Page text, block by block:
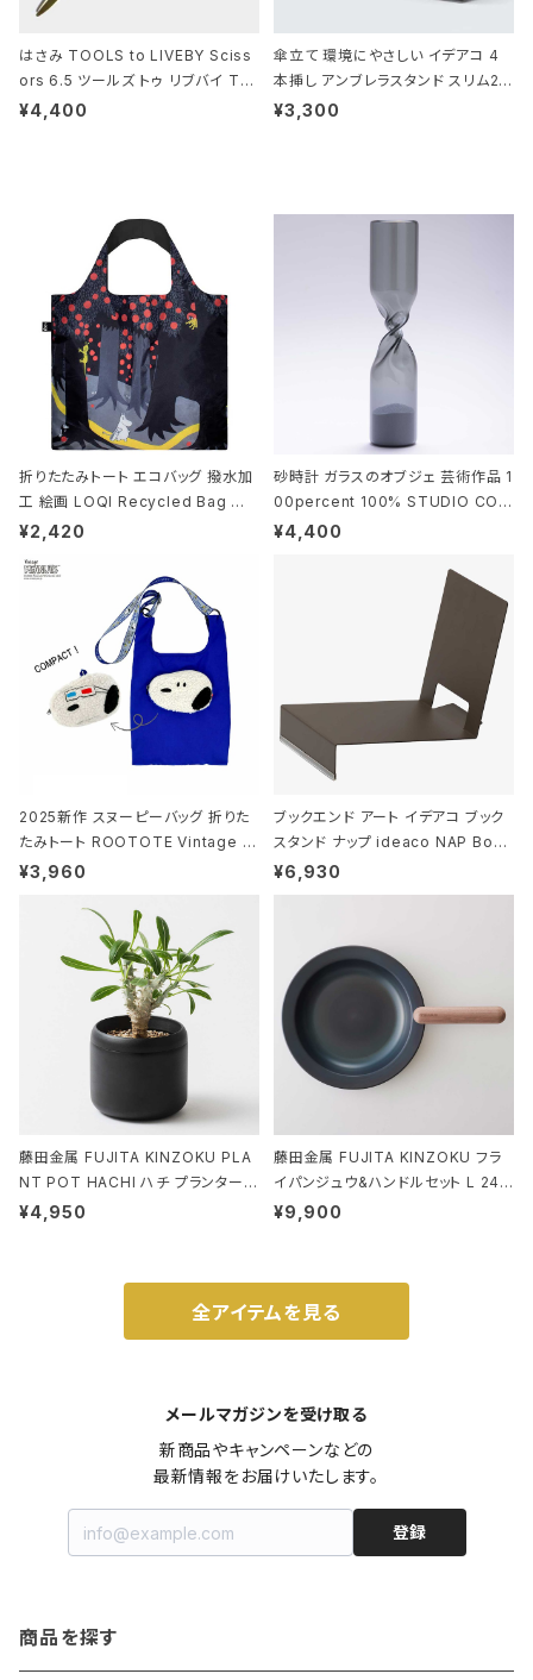
はさみ TOOLS to LIVEBY Sciss
ors 6.5 ツールズ トゥ リブバイ TL
010 シザーズ 6.5 ゴールド
¥4,400
傘立て 環境にやさしい イデアコ 4
本挿し アンブレラスタンド スリム2 i
deaco Umbrella Stand slim2 s
¥3,300
折りたたみトート エコバッグ 撥水加
工 絵画 LOQI Recycled Bag ロ
ーキー 大きめ トートバッグ MOOMI
¥2,420
砂時計 ガラスのオブジェ 芸術作品 1
00percent 100% STUDIO COH
AKU Timeless 100パーセント ス
¥4,400
2025新作 スヌーピーバッグ 折りた
たみトート ROOTOTE Vintage P
EANUTS ROO-shopper mid 84
ド.ピーナッツ-0P 3Dグラス
¥3,960
ブックエンド アート イデアコ ブック
スタンド ナップ ideaco NAP Book
stand ブラウン
¥6,930
藤田金属 FUJITA KINZOKU PLA
NT POT HACHI ハチ プランターポ
ット 3号 ブラック
¥4,950
藤田金属 FUJITA KINZOKU フラ
イパンジュウ&ハンドルセット L 24c
m ガス火・IH対応 鉄フライパン ウォ
¥9,900
全アイテムを見る
メールマガジンを受け取る
新商品やキャンペーンなどの
最新情報をお届けいたします。
登録
商品を探す